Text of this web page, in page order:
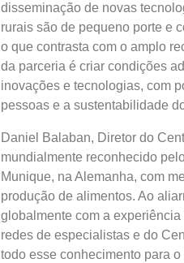
disseminação de novas
rurais são de pequeno porte e
o que contrasta com o amplo
da parceria é criar condições
inovações e tecnologias, com
pessoas e a sustentabilidade
Daniel Balaban, Diretor do
mundialmente reconhecido
Munique, na Alemanha, com
produção de alimentos. Ao
globalmente com a
redes de especialistas e do
todo esse conhecimento para